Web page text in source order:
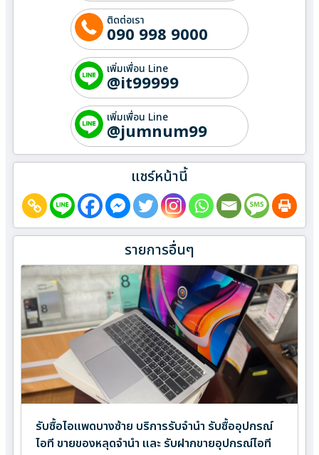
ติดต่อเรา
090 998 9000
เพิ่มเพื่อน Line
@it99999
เพิ่มเพื่อน Line
@jumnum99
แชร์หน้านี้
รายการอื่นๆ
รับซื้อไอแพดบางซ้าย บริการรับจำนำ รับซื้ออุปกรณ์
ไอที ขายของหลุดจำนำ และ รับฝากขายอุปกรณ์ไอที